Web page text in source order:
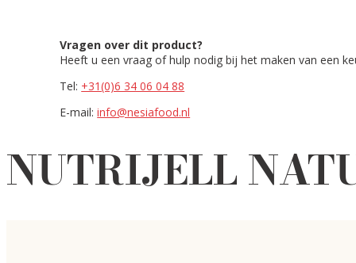
Vragen over dit product?
Heeft u een vraag of hulp nodig bij het maken van een
Tel: +31(0)6 34 06 04 88
E-mail:info@nesiafood.nl
NUTRIJELL